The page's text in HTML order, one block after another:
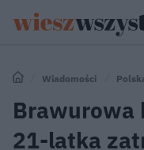
Wiadomości
zatrzymana po
Brawurowa
21-latka